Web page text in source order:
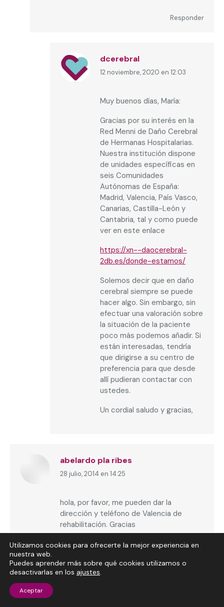
Responder
dcerebral
dice:
12 noviembre, 2020 en 12:03
Muy buenos días, María:
Gracias por su interés en la
Red Menni de Daño Cerebral
de Hermanas Hospitalarias.
Nuestra institución dispone
de unidades específicas en
seis Comunidades
Autónomas de España:
Madrid, Valencia, País Vasco,
Canarias, Castilla-León y
Cantabria, tal y como puede
ver en este enlace
https://xn--daocerebral-
2db.es/donde-estamos/
Solemos decir que en daño
cerebral siempre se puede
hacer algo. Sin embargo, sin
efectuar una valoración sobre
la situación de la paciente
poco más podemos añadir. Si
están interesadas, tendría
que dirigirse a su centro de
preferencia para que desde
allí pudieran contactar con
ustedes.
Un cordial saludo y gracias,
abelardo pla ribes
dice:
28 julio, 2014 en 14:25
hola, por favor, me pueden dar la
dirección y teléfono de Valencia de
rehabilitación. Gracias
Responder
Utilizamos cookies para ofrecerte la mejor experiencia en
nuestra web.
Puedes aprender más sobre qué cookies utilizamos o
desactivarlas en los ajustes.
Aceptar